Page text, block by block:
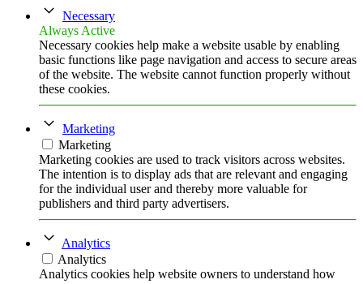
Necessary
Always Active
Necessary cookies help make a website usable by enabling
basic functions like page navigation and access to secure areas
of the website. The website cannot function properly without
these cookies.
Marketing
Marketing
Marketing cookies are used to track visitors across websites.
The intention is to display ads that are relevant and engaging
for the individual user and thereby more valuable for
publishers and third party advertisers.
Analytics
Analytics
Analytics cookies help website owners to understand how